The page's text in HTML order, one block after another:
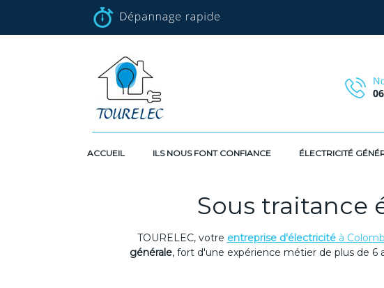
ACCUEIL ILS NOUS FONT CONFIANCE ÉLECTRICITÉ
Sous traitance
TOURELEC, votre entreprise d'électricitéà
générale, fort d'une expérience métier de plus de 6